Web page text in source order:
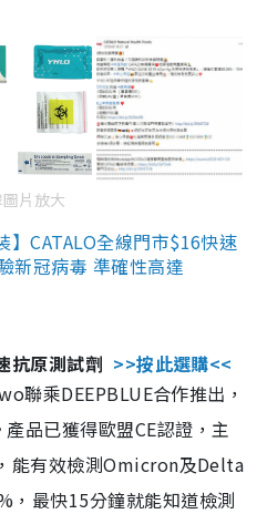
片放大
CATALO全線門市$16快速
新冠病毒 準確性高達
抗原測試劑 >>按此選購<<
聯乘DEEPBLUE合作推出，
品已獲得歐盟CE認證，主
能有效檢測Omicron及Delta
，最快15分鐘就能知道檢測